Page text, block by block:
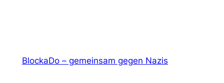
BlockaDo – gemeinsam gegen Nazis